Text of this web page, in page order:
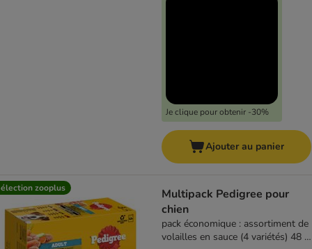
Je clique pour obtenir -30%
Ajouter au panier
zooplus
Multipack Pedigree pour
chien
pack économique : assortiment de
volailles en sauce (4 variétés) 48 x